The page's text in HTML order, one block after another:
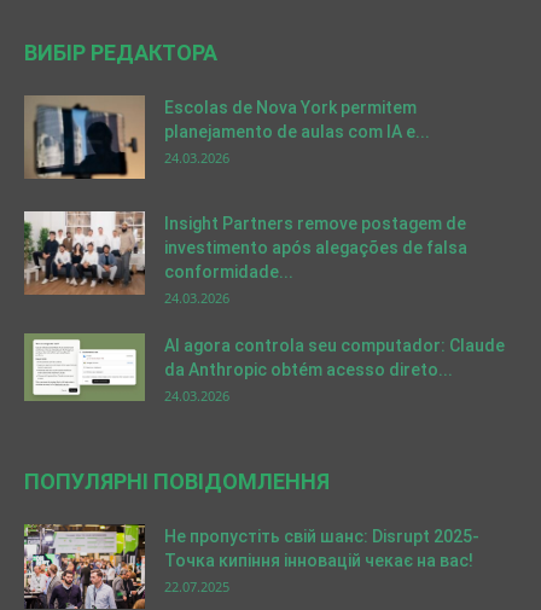
ВИБІР РЕДАКТОРА
Escolas de Nova York permitem
planejamento de aulas com IA e...
24.03.2026
Insight Partners remove postagem de
investimento após alegações de falsa
conformidade...
24.03.2026
AI agora controla seu computador: Claude
da Anthropic obtém acesso direto...
24.03.2026
ПОПУЛЯРНІ ПОВІДОМЛЕННЯ
Не пропустіть свій шанс: Disrupt 2025-
Точка кипіння інновацій чекає на вас!
22.07.2025